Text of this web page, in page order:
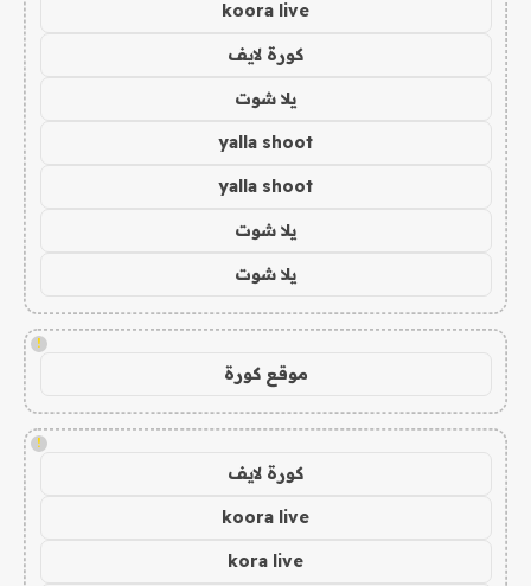
koora live
كورة لايف
يلا شوت
yalla shoot
yalla shoot
يلا شوت
يلا شوت
!
موقع كورة
!
كورة لايف
koora live
kora live